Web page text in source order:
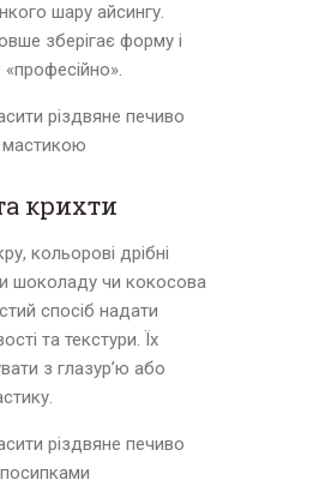
шару айсингу.
зберігає форму і
крихти
кольорові дрібні
шоколаду чи кокосова
спосіб надати
та текстури. Їх
з глазур’ю або